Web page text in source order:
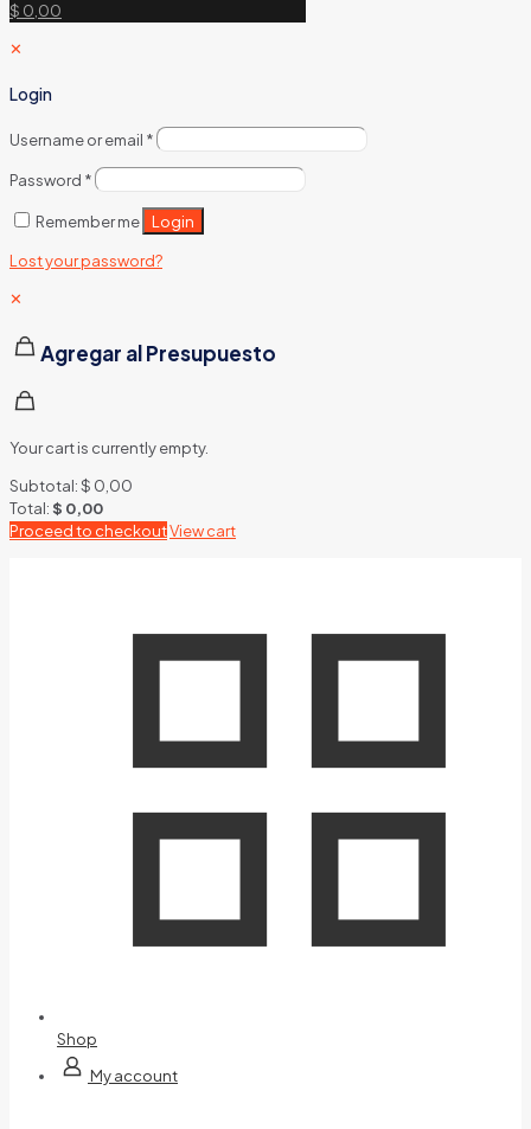
$ 0,00
✕
Login
Username or email *
Password *
Remember me Login
Lost your password?
✕
Agregar al Presupuesto
Your cart is currently empty.
Subtotal:$ 0,00
Total:$ 0,00
Proceed to checkoutView cart
Shop
My account